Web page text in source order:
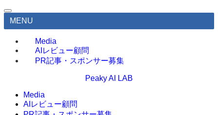
MENU
Media
AIレビュー顧問
PR記事・スポンサー募集
Peaky AI LAB
Media
AIレビュー顧問